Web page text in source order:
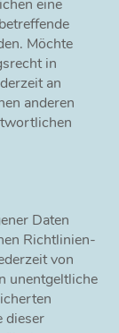
eine
Möchte
in
an
anderen
Daten
Richtlinien-
von
unentgeltliche
dieser